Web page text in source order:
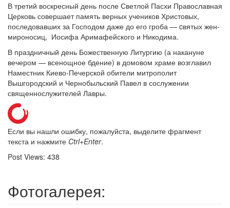
В третий воскресный день после Светлой Пасхи Православная
Церковь совершает память верных учеников Христовых,
последовавших за Господом даже до его гроба — cвятых жен-
мироносиц, Иосифа Аримафейского и Никодима.
В праздничный день Божественную Литургию (а накануне
вечером — всенощное бдение) в домовом храме возглавил
Наместник Киево-Печерской обители митрополит
Вышгородский и Чернобыльский Павел в сослужении
священнослужителей Лавры.
Если вы нашли ошибку, пожалуйста, выделите фрагмент
текста и нажмите Ctrl+Enter.
Post Views: 438
Фотогалерея: